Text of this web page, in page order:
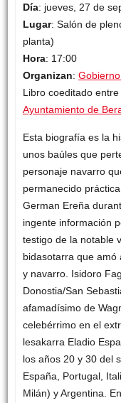
Día: jueves, 27 de
Lugar: Salón de
planta)
Hora: 17:00
Organizan:
Libro coeditado entre
Ayuntamiento de
Esta biografía es la
unos baúles que
personaje navarro
permanecido
German Ereña
ingente información
testigo de la notable
bidasotarra que amó
y navarro. Isidoro
Donostia/San
afamadísimo de
celebérrimo en el
lesakarra Eladio
los años 20 y 30 del
España, Portugal,
Milán) y Argentina.